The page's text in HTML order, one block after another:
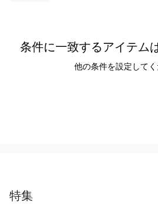
条件に一致するアイテム
他の条件を設定してく
特集